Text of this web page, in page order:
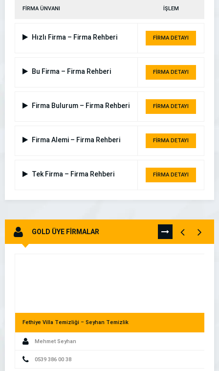
FİRMA ÜNVANI İŞLEM
Hızlı Firma – Firma Rehberi FİRMA DETAYI
Bu Firma – Firma Rehberi FİRMA DETAYI
Firma Bulurum – Firma Rehberi FİRMA DETAYI
Firma Alemi – Firma Rehberi FİRMA DETAYI
Tek Firma – Firma Rehberi FİRMA DETAYI
Akıllı Telefon Kullanıcıları İşletmenizi Nasıl Buluyor?
GOLD ÜYE FİRMALAR TÜMÜNÜ
GÖR
Fethiye Villa Temizliği – Seyhan Temizlik
Mehmet Seyhan
0539 386 00 38